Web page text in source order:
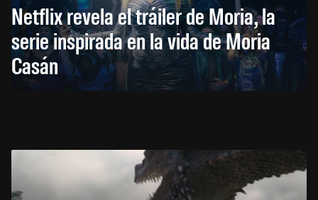
Netflix revela el tráiler de Moria, la
serie inspirada en la vida de Moria
Casán